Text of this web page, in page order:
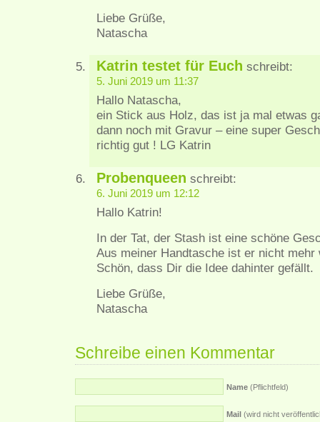
Liebe Grüße,
Natascha
Katrin testet für Euch schreibt:
5. Juni 2019 um 11:37
Hallo Natascha,
ein Stick aus Holz, das ist ja mal etwas
dann noch mit Gravur – eine super
richtig gut ! LG Katrin
Probenqueen schreibt:
6. Juni 2019 um 12:12
Hallo Katrin!
In der Tat, der Stash ist eine schöne
Aus meiner Handtasche ist er nicht mehr
Schön, dass Dir die Idee dahinter gefällt.
Liebe Grüße,
Natascha
Schreibe einen Kommentar
Name (Pflichtfeld)
Mail (wird nicht